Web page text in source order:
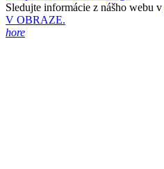
Sledujte informácie z nášho webu v
V OBRAZE.
hore